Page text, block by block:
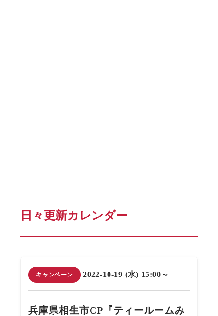
日々更新カレンダー
キャンペーン 2022-10-19 (水) 15:00～
兵庫県相生市CP『ティールームみ